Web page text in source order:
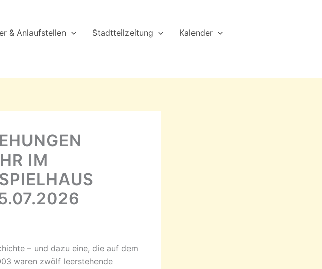
& Anlaufstellen Stadtteilzeitung
Kalender
IM
– und dazu eine, die auf dem
waren zwölf leerstehende